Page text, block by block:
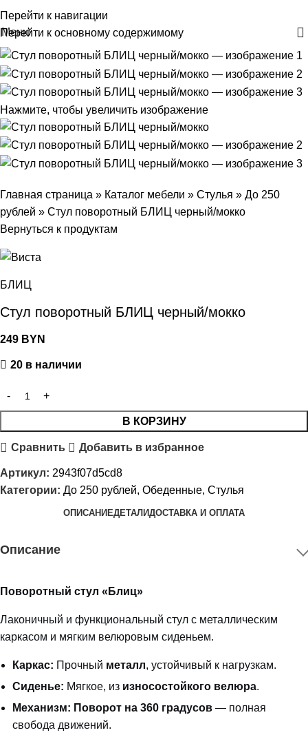
Перейти к навигации
Перейти к основному содержимому
Меню
Нажмите, чтобы увеличить изображение
Главная страница » Каталог мебели » Стулья » До 250
рублей » Стул поворотный БЛИЦ черный/мокко
Вернуться к продуктам
БЛИЦ
Стул поворотный БЛИЦ черный/мокко
249 BYN
20 в наличии
В КОРЗИНУ
Сравнить Добавить в избранное
Артикул: 2943f07d5cd8
Категории: До 250 рублей, Обеденные, Стулья
ОПИСАНИЕДЕТАЛИДОСТАВКА И ОПЛАТА
Описание
Поворотный стул «Блиц»
Лаконичный и функциональный стул с металлическим
каркасом и мягким велюровым сиденьем.
Каркас: Прочный металл, устойчивый к нагрузкам.
Сиденье: Мягкое, из износостойкого велюра.
Механизм: Поворот на 360 градусов — полная
свобода движений.